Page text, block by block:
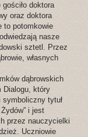
doktora
oraz doktora
to potomkowie
nasze
sztetl. Przez
własnych
dąbrowskich
Dialogu, który
symboliczny tytuł
i jest
przez nauczycielki
Uczniowie